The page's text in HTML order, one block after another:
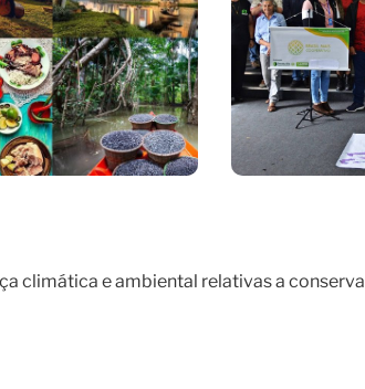
Via
climática e ambiental relativas a